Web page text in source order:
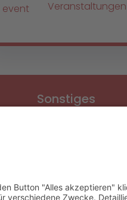
Veranstaltungen
Sonstiges